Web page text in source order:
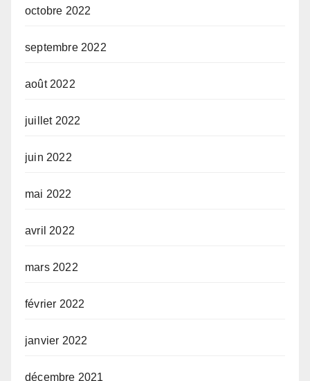
octobre 2022
septembre 2022
août 2022
juillet 2022
juin 2022
mai 2022
avril 2022
mars 2022
février 2022
janvier 2022
décembre 2021